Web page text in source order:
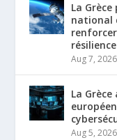
La
national
résilience
Aug 7, 2026
La
Aug 5, 2026